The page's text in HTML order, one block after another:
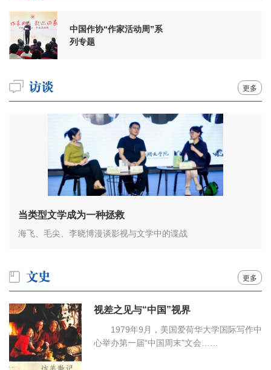
中国作协“作家活动周”系
列专题
更多
当类型文学成为一种拯救
海飞、毛尖、李晓博漫谈影视与文学中的谍战
更多
视差之见与“中国”视界
1979年9月，美国爱荷华大学国际写作中
心举办第一届“中国周末”文会……